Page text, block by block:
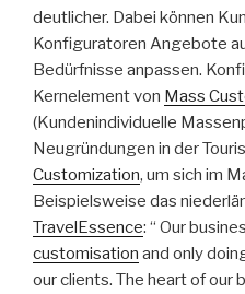
deutlicher. Dabei können
Konfiguratoren Angebote
Bedürfnisse anpassen.
Kernelement von Mass
(Kundenindividuelle
Neugründungen in der
Customization, um sich im
Beispielsweise das
TravelEssence: “ Our
customisation and only
our clients. The heart of our